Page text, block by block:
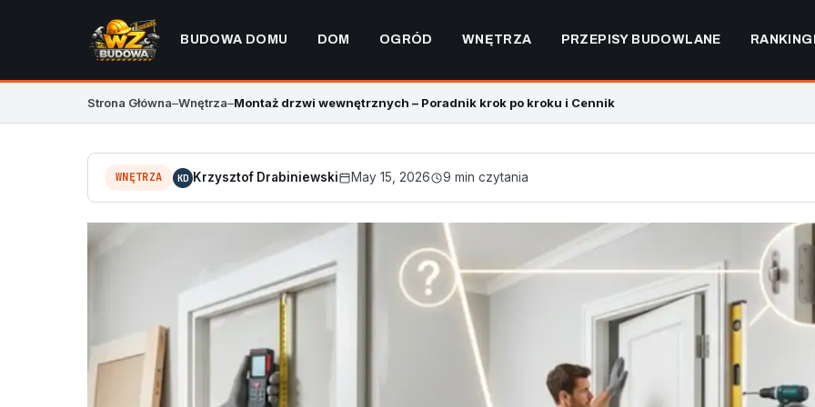
BUDOWA DOMU DOM OGRÓD WNĘTRZA PRZEPISY BUDOWLANE
Strona Główna–Wnętrza–Montaż drzwi wewnętrznych – Poradnik krok po kroku i Cennik
WNĘTRZA KD Krzysztof Drabiniewski May 15, 2026 9 min czytania